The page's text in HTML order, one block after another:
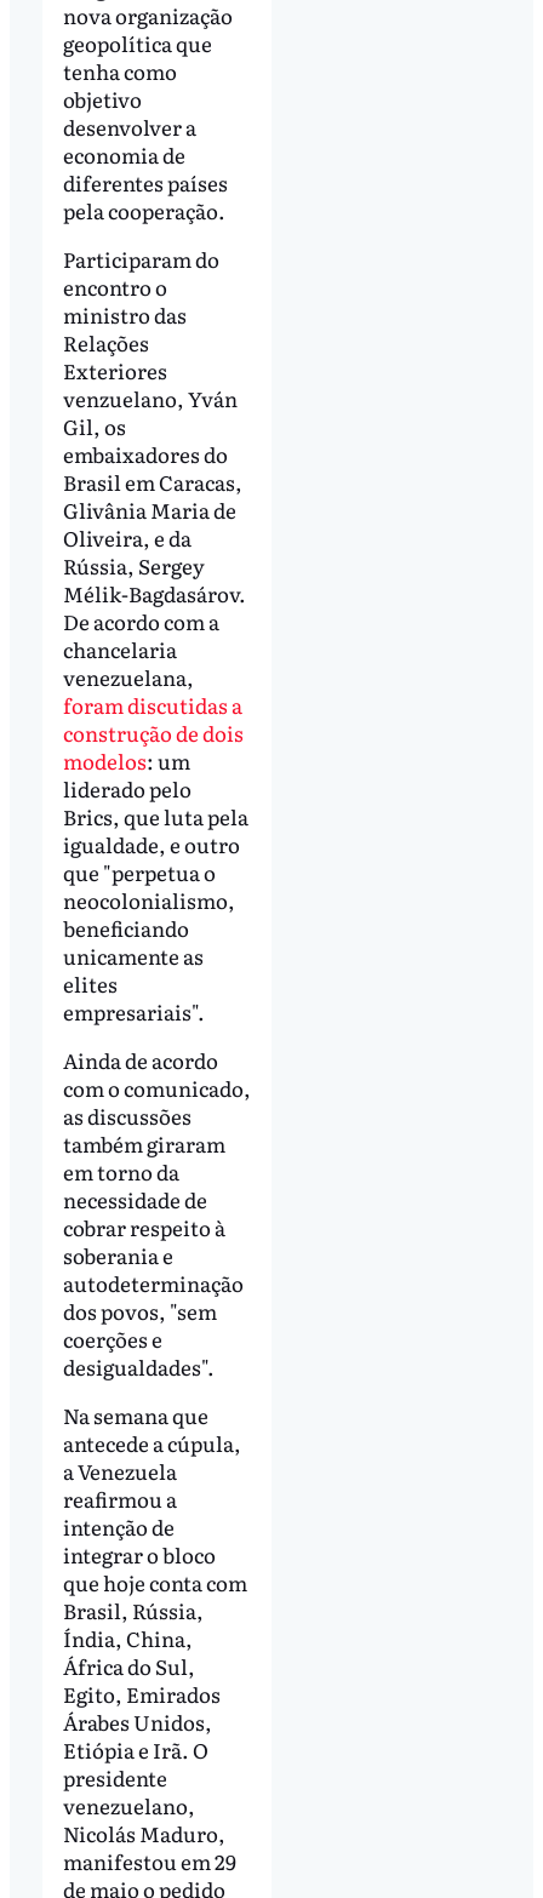
nova organização
geopolítica que
tenha como
objetivo
desenvolver a
economia de
diferentes países
pela cooperação.
Participaram do
encontro o
ministro das
Relações
Exteriores
venzuelano, Yván
Gil, os
embaixadores do
Brasil em Caracas,
Glivânia Maria de
Oliveira, e da
Rússia, Sergey
Mélik-Bagdasárov.
De acordo com a
chancelaria
venezuelana,
foram discutidas a
construção de dois
modelos: um
liderado pelo
Brics, que luta pela
igualdade, e outro
que "perpetua o
neocolonialismo,
beneficiando
unicamente as
elites
empresariais".
Ainda de acordo
com o comunicado,
as discussões
também giraram
em torno da
necessidade de
cobrar respeito à
soberania e
autodeterminação
dos povos, "sem
coerções e
desigualdades".
Na semana que
antecede a cúpula,
a Venezuela
reafirmou a
intenção de
integrar o bloco
que hoje conta com
Brasil, Rússia,
Índia, China,
África do Sul,
Egito, Emirados
Árabes Unidos,
Etiópia e Irã. O
presidente
venezuelano,
Nicolás Maduro,
manifestou em 29
de maio o pedido